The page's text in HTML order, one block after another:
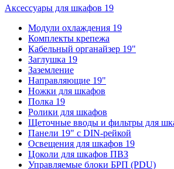
Аксессуары для шкафов 19
Модули охлаждения 19
Комплекты крепежа
Кабельный органайзер 19"
Заглушка 19
Заземление
Направляющие 19"
Ножки для шкафов
Полка 19
Ролики для шкафов
Щеточные вводы и фильтры для
Панели 19" с DIN-рейкой
Освещения для шкафов 19
Цоколи для шкафов ПВЗ
Управляемые блоки БРП (PDU)